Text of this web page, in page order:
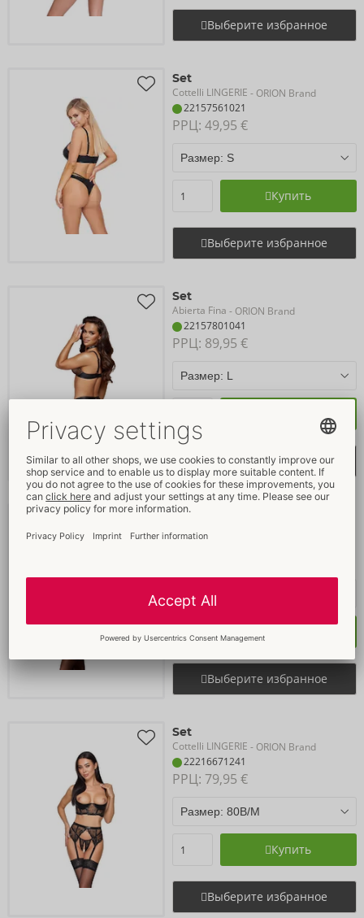
Выберите избранное
Set
Cottelli LINGERIE - ORION Brand
22157561021
РРЦ: 49,95 €
Купить
Выберите избранное
Set
Abierta Fina - ORION Brand
22157801041
РРЦ: 89,95 €
Выберите избранное
Set
22157991031
Выберите избранное
Set
Cottelli LINGERIE - ORION Brand
22216671241
РРЦ: 79,95 €
Купить
Выберите избранное